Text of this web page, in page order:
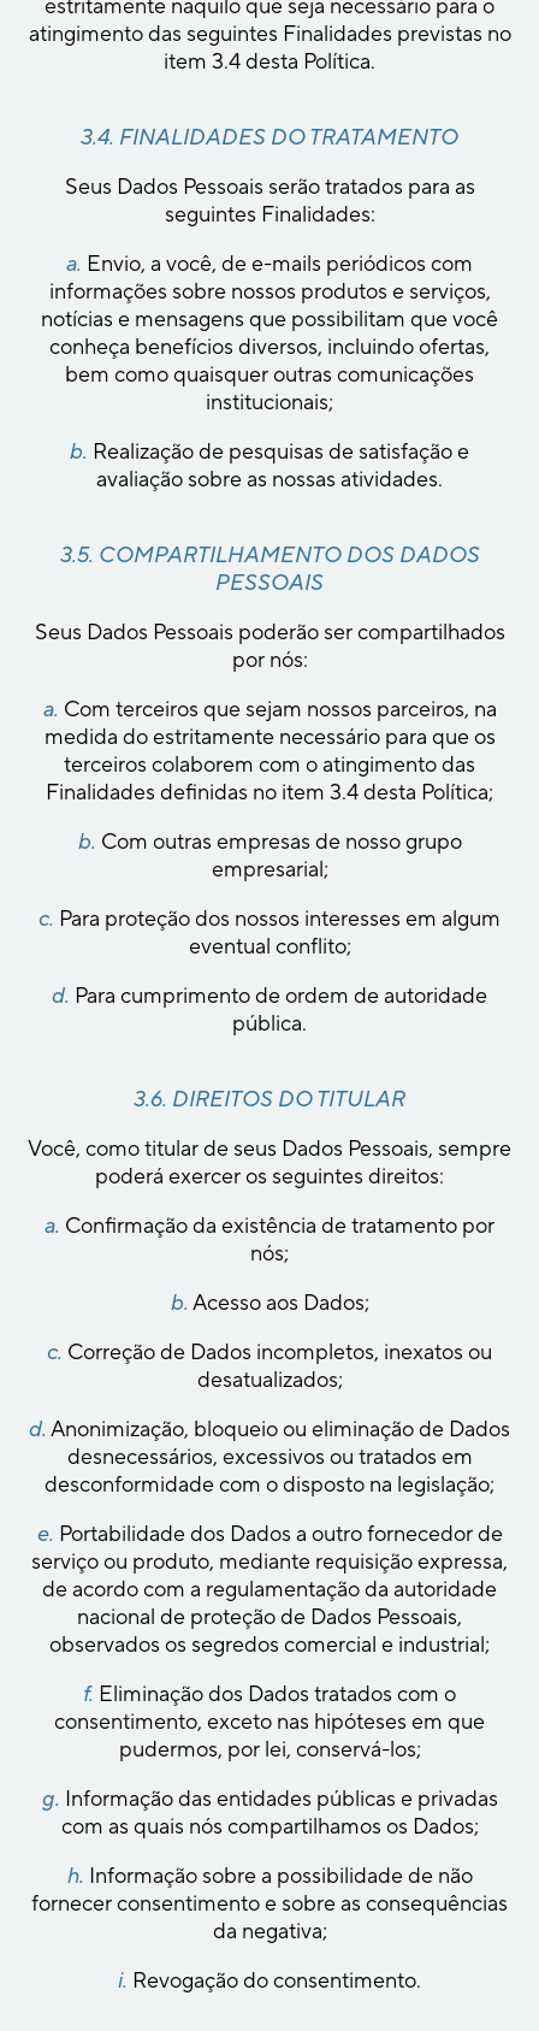
estritamente naquilo que seja necessário para o
atingimento das seguintes Finalidades previstas no
item 3.4 desta Política.
3.4. FINALIDADES DO TRATAMENTO
Seus Dados Pessoais serão tratados para as
seguintes Finalidades:
a. Envio, a você, de e-mails periódicos com
informações sobre nossos produtos e serviços,
notícias e mensagens que possibilitam que você
conheça benefícios diversos, incluindo ofertas,
bem como quaisquer outras comunicações
institucionais;
b. Realização de pesquisas de satisfação e
avaliação sobre as nossas atividades.
3.5. COMPARTILHAMENTO DOS DADOS
PESSOAIS
Seus Dados Pessoais poderão ser compartilhados
por nós:
a. Com terceiros que sejam nossos parceiros, na
medida do estritamente necessário para que os
terceiros colaborem com o atingimento das
Finalidades definidas no item 3.4 desta Política;
b. Com outras empresas de nosso grupo
empresarial;
c. Para proteção dos nossos interesses em algum
eventual conflito;
d. Para cumprimento de ordem de autoridade
pública.
3.6. DIREITOS DO TITULAR
Você, como titular de seus Dados Pessoais, sempre
poderá exercer os seguintes direitos:
a. Confirmação da existência de tratamento por
nós;
b. Acesso aos Dados;
c. Correção de Dados incompletos, inexatos ou
desatualizados;
d. Anonimização, bloqueio ou eliminação de Dados
desnecessários, excessivos ou tratados em
desconformidade com o disposto na legislação;
e. Portabilidade dos Dados a outro fornecedor de
serviço ou produto, mediante requisição expressa,
de acordo com a regulamentação da autoridade
nacional de proteção de Dados Pessoais,
observados os segredos comercial e industrial;
f. Eliminação dos Dados tratados com o
consentimento, exceto nas hipóteses em que
pudermos, por lei, conservá-los;
g. Informação das entidades públicas e privadas
com as quais nós compartilhamos os Dados;
h. Informação sobre a possibilidade de não
fornecer consentimento e sobre as consequências
da negativa;
i. Revogação do consentimento.